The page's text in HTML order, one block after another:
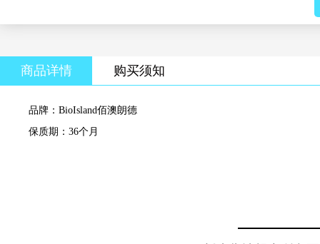
商品详情 购买须知
品牌：BioIsland佰澳朗德
保质期：36个月